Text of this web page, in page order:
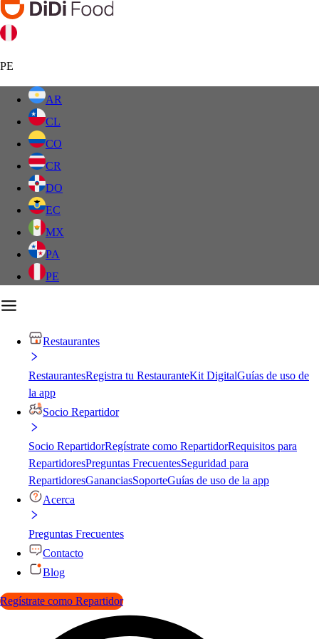
PE
AR
CL
CO
CR
DO
EC
MX
PA
PE
Restaurantes
RestaurantesRegistra tu RestauranteKit DigitalGuías de uso de
la app
Socio Repartidor
Socio RepartidorRegístrate como RepartidorRequisitos para
RepartidoresPreguntas FrecuentesSeguridad para
RepartidoresGananciasSoporteGuías de uso de la app
Acerca
Preguntas Frecuentes
Contacto
Blog
Regístrate como Repartidor